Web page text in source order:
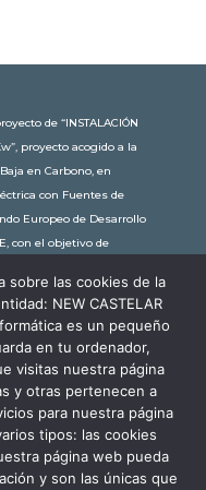
de “INSTALACIÓN
proyecto acogido a la
en Carbono, en
con Fuentes de
Europeo de Desarrollo
con el objetivo de
instalada de 60kW, la
al planeta 34,79
116.677 km en coche
sobre las cookies de la
NEW CASTELAR
es un pequeño
en tu ordenador,
visitas nuestra página
y otras pertenecen a
para nuestra página
tipos: las cookies
página web pueda
y son las únicas que